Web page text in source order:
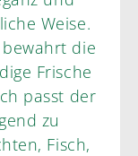
Weise.
die
Frische
passt der
zu
Fisch,